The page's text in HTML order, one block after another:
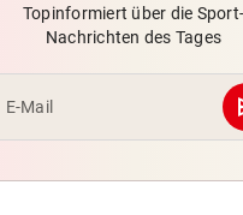
Topinformiert über die Sport-
Nachrichten des Tages
E-Mail